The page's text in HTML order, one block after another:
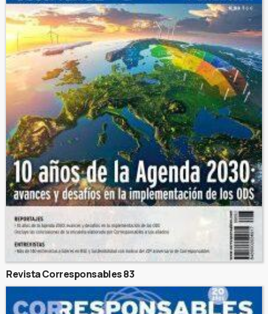
Revista Corresponsables 83